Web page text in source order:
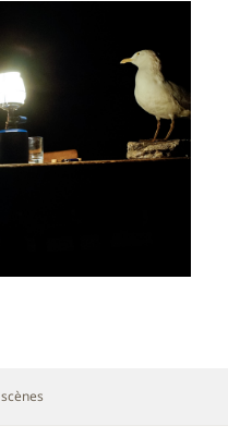
Mots-
scènes